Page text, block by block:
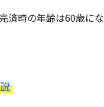
済時の年齢は60歳にな